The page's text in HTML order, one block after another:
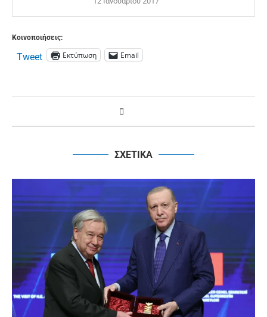
Κοινοποιήσεις:
Tweet Εκτύπωση Email
ΣΧΕΤΙΚΑ